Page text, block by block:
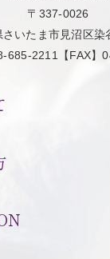
〒337-0026
さいたま市見沼区染
685-2211【FAX】